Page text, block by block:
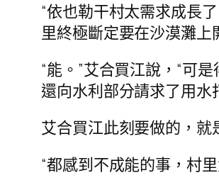
“依也勒干村太需求成長
里終極斷定要在沙漠灘上
“能。”艾合買江說，“可
還向水利部分請求了用水
艾合買江此刻要做的，就
“都感到不成能的事，村